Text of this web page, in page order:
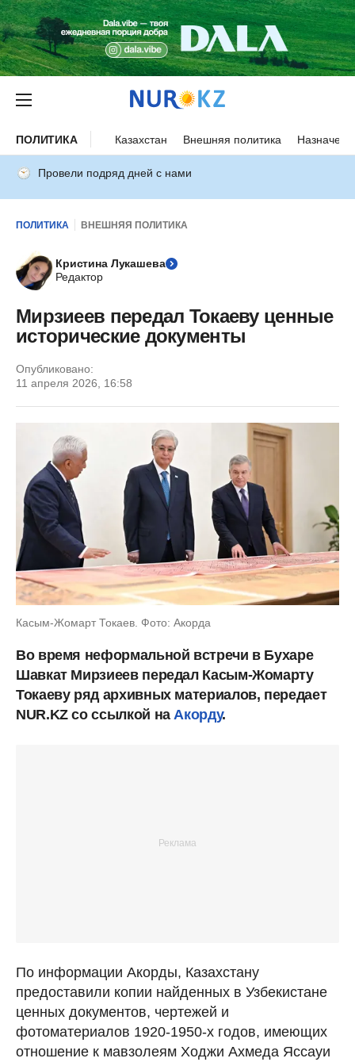
ПОЛИТИКА Казахстан Внешняя политика
Провели подряд дней с нами
ПОЛИТИКА ВНЕШНЯЯ ПОЛИТИКА
Кристина Лукашева
Редактор
Мирзиеев передал Токаеву ценные
исторические документы
Опубликовано:
11 апреля 2026, 16:58
Касым-Жомарт Токаев. Фото: Акорда
Во время неформальной встречи в Бухаре
Шавкат Мирзиеев передал Касым-Жомарту
Токаеву ряд архивных материалов, передает
NUR.KZ со ссылкой на Акорду.
По информации Акорды, Казахстану
предоставили копии найденных в Узбекистане
ценных документов, чертежей и
фотоматериалов 1920-1950-х годов, имеющих
отношение к мавзолеям Ходжи Ахмеда Яссауи